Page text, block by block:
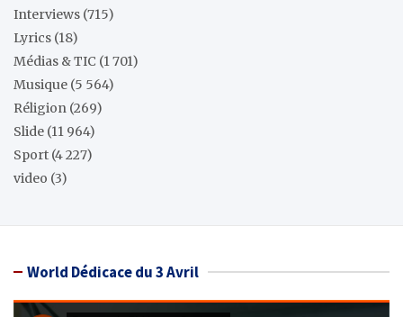
Interviews (715)
Lyrics (18)
Médias & TIC (1 701)
Musique (5 564)
Réligion (269)
Slide (11 964)
Sport (4 227)
video (3)
World Dédicace du 3 Avril